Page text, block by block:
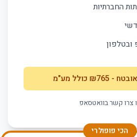
החברתיות
ובטלפון
- ₪
765 כולל מע"מ
צרו קשר בוואטסאפ
הכי פופולרי